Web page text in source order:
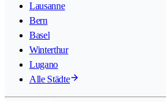
Lausanne
Bern
Basel
Winterthur
Lugano
Alle Städte